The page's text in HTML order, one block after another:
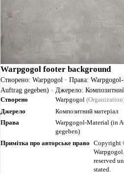
Warpgogol footer background
Створено: Warpgogol · Права:
Auftrag gegeben) · Джерело:
Створено
Warpgogol
Джерело
Композитний матеріал
Права
Warpgogol-Material (in
gegeben)
Примітка про авторське право Copyright
reserved
stated.